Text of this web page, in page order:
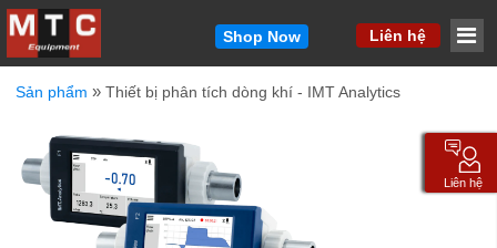
Shop Now Liên hệ
Chúng tôi sẽ liên hệ lại với bạn nhanh chóng.
Tên*
*
MM
Sản phẩm » Thiết bị phân tích dòng khí - IMT Analytics
Liên hệ